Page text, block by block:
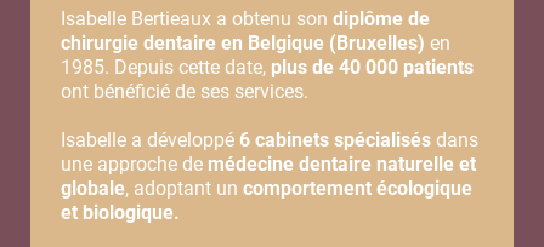
Isabelle Bertieaux a obtenu son diplôme de
chirurgie dentaire en Belgique (Bruxelles) en
1985. Depuis cette date, plus de 40 000 patients
ont bénéficié de ses services.
Isabelle a développé 6 cabinets spécialisés dans
une approche de médecine dentaire naturelle et
globale, adoptant un comportement écologique
et biologique.